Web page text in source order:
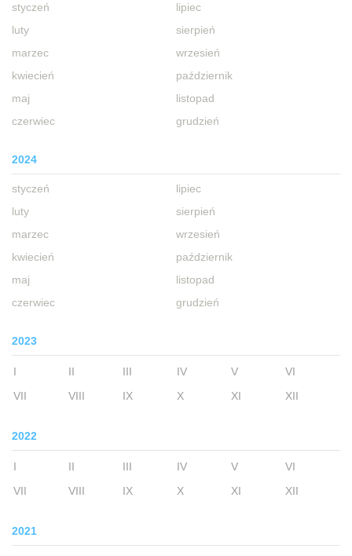
styczeń
luty
marzec
kwiecień
maj
czerwiec
lipiec
sierpień
wrzesień
październik
listopad
grudzień
2024
styczeń
luty
marzec
kwiecień
maj
czerwiec
lipiec
sierpień
wrzesień
październik
listopad
grudzień
2023
I II III IV V
VI
VII
VIII IX X XI XII
2022
I II III IV V
VI
VII
VIII IX X XI XII
2021